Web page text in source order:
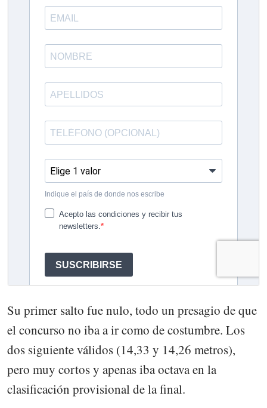
Su primer salto fue nulo, todo un presagio de que
el concurso no iba a ir como de costumbre. Los
dos siguiente válidos (14,33 y 14,26 metros),
pero muy cortos y apenas iba octava en la
clasificación provisional de la final.